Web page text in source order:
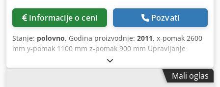
Informacije o ceni Pozvati
Stanje: polovno, Godina proizvodnje: 2011, x-pomak 2600
mm y-pomak 1100 mm z-pomak 900 mm Upravljanje
Heidenhain 530 b-os +/- 110° Dkedpfx Aey Sbl Ssnusr
Težina mašine cca. 25050 kg HSK63 Magacin za 30 alata
Mali oglas